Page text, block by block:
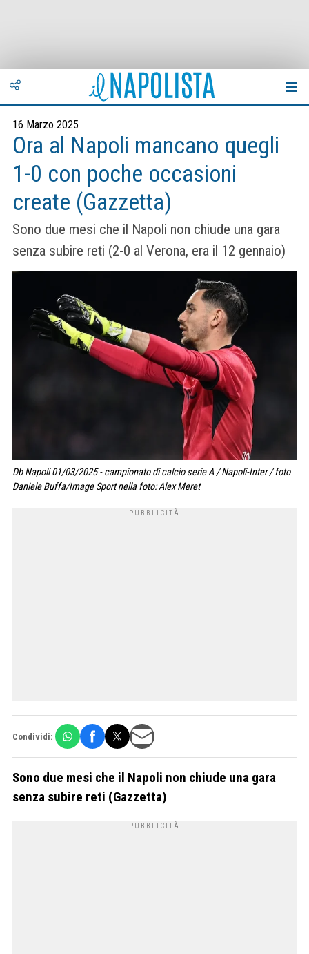
16 Marzo 2025
Ora al Napoli mancano quegli
1-0 con poche occasioni
create (Gazzetta)
Sono due mesi che il Napoli non chiude una gara
senza subire reti (2-0 al Verona, era il 12 gennaio)
Db Napoli 01/03/2025 - campionato di calcio serie A / Napoli-Inter / foto
Daniele Buffa/Image Sport nella foto: Alex Meret
Condividi:
Sono due mesi che il Napoli non chiude una gara
senza subire reti (Gazzetta)